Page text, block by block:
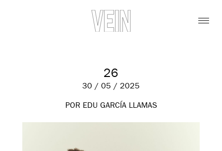
26
30 / 05 / 2025
POR EDU GARCÍA LLAMAS